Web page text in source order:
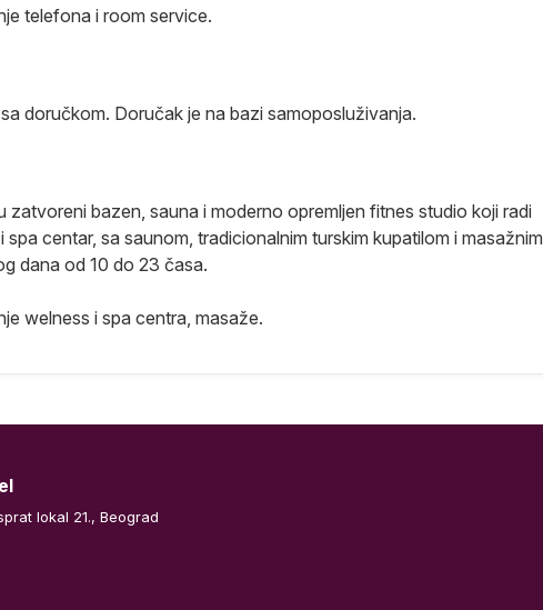
telefona i room service.
doručkom. Doručak je na bazi samoposluživanja.
zatvoreni bazen, sauna i moderno opremljen fitnes studio koji radi
centar, sa saunom, tradicionalnim turskim kupatilom i masažnim
dana od 10 do 23 časa.
welness i spa centra, masaže.
lokal 21., Beograd